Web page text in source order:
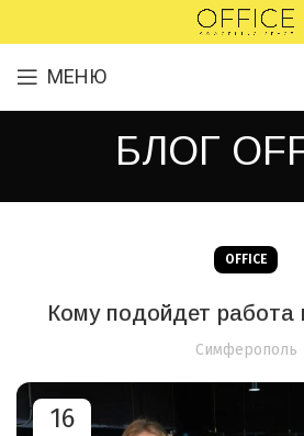
МЕНЮ
БЛОГ
OFFICE
Кому подойдет работа
Симферополь
16